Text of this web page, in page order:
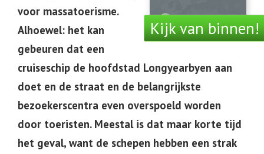
Kijk van binnen!
voor massatoerisme.
Alhoewel: het kan
gebeuren dat een
cruiseschip de hoofdstad Longyearbyen aan
doet en de straat en de belangrijkste
bezoekerscentra even overspoeld worden
door toeristen. Meestal is dat maar korte tijd
het geval, want de schepen hebben een strak